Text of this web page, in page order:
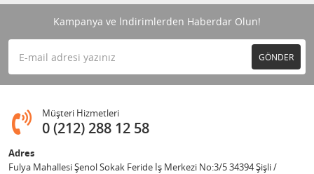
Kampanya ve İndirimlerden Haberdar Olun!
GÖNDER
Müşteri Hizmetleri
0 (212) 288 12 58
Adres
Fulya Mahallesi Şenol Sokak Feride İş Merkezi No:3/5 34394 Şişli /